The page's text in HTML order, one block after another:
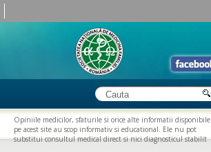
Opiniile medicilor, sfaturile si orice alte informatii disponibile
pe acest site au scop informativ si educational. Ele nu pot
substitui consultul medical direct si nici diagnosticul stabilit